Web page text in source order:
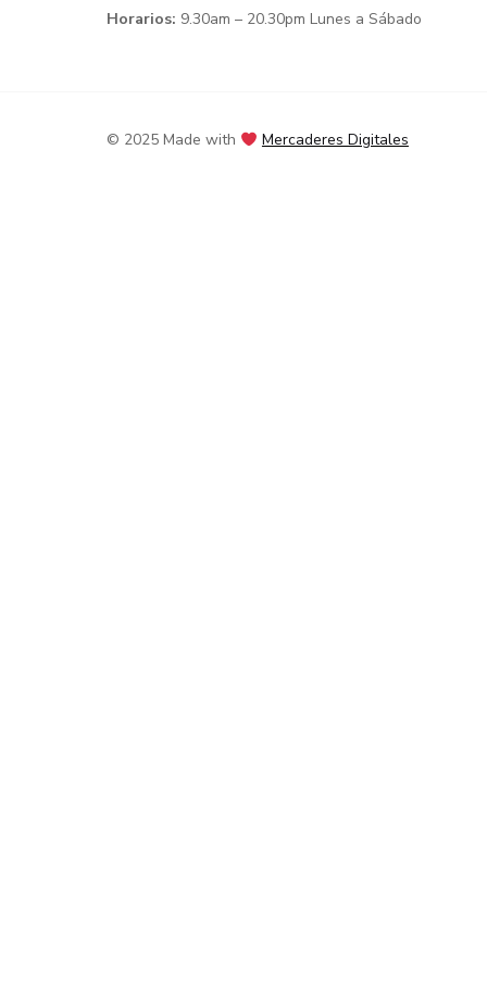
Horarios: 9.30am – 20.30pm Lunes a Sábado
© 2025 Made with Mercaderes Digitales